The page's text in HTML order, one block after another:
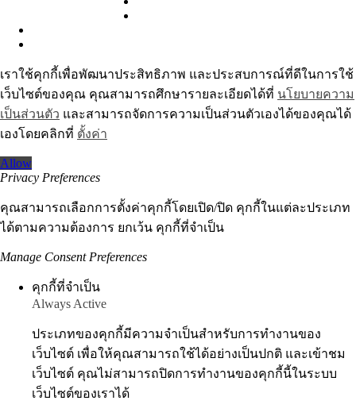
เราใช้คุกกี้เพื่อพัฒนาประสิทธิภาพ และประสบการณ์ที่ดีในการใช้
เว็บไซต์ของคุณ คุณสามารถศึกษารายละเอียดได้ที่ นโยบายความ
เป็นส่วนตัว และสามารถจัดการความเป็นส่วนตัวเองได้ของคุณได้
เองโดยคลิกที่ ตั้งค่า
Allow
Privacy Preferences
คุณสามารถเลือกการตั้งค่าคุกกี้โดยเปิด/ปิด คุกกี้ในแต่ละประเภท
ได้ตามความต้องการ ยกเว้น คุกกี้ที่จำเป็น
Manage Consent Preferences
คุกกี้ที่จำเป็น
Always Active
ประเภทของคุกกี้มีความจำเป็นสำหรับการทำงานของ
เว็บไซต์ เพื่อให้คุณสามารถใช้ได้อย่างเป็นปกติ และเข้าชม
เว็บไซต์ คุณไม่สามารถปิดการทำงานของคุกกี้นี้ในระบบ
เว็บไซต์ของเราได้